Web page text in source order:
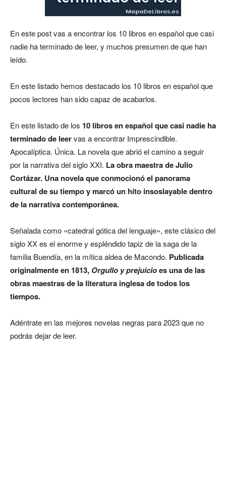
En este post vas a encontrar los 10 libros en español que casi
nadie ha terminado de leer, y muchos presumen de que han
leído.
En este listado hemos destacado los 10 libros en español que
pocos lectores han sido capaz de acabarlos.
En este listado de los 10 libros en español que casi nadie ha
terminado de leervas a encontrar Imprescindible.
Apocalíptica. Única. La novela que abrió el camino a seguir
por la narrativa del siglo XXI. La obra maestra de Julio
Cortázar. Una novela que conmocionó el panorama
cultural de su tiempo y marcó un hito insoslayable dentro
de la narrativa contemporánea.
Señalada como «catedral gótica del lenguaje», este clásico del
siglo XX es el enorme y espléndido tapiz de la saga de la
familia Buendía, en la mítica aldea de Macondo. Publicada
originalmente en 1813, Orgullo y prejuicioes una de las
obras maestras de la literatura inglesa de todos los
tiempos.
Adéntrate en las mejores novelas negras para 2023 que no
podrás dejar de leer.